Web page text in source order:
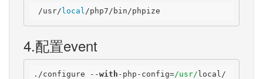
/usr/ local/php7/bin/phpize
4.配置event
./configure --with -php-config=/usr/ local/